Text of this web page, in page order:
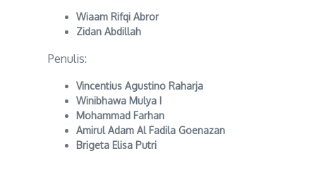
Wiaam Rifqi Abror
Zidan Abdillah
Penulis:
Vincentius Agustino Raharja
Winibhawa Mulya I
Mohammad Farhan
Amirul Adam Al Fadila Goenazan
Brigeta Elisa Putri